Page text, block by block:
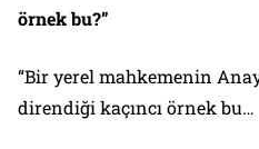
örnek bu?”
“Bir yerel mahkemenin
direndiği kaçıncı örnek bu…